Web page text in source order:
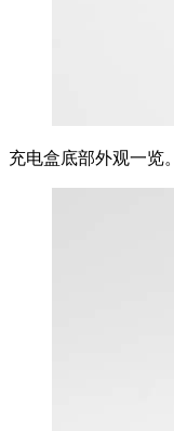
充电盒底部外观一览。